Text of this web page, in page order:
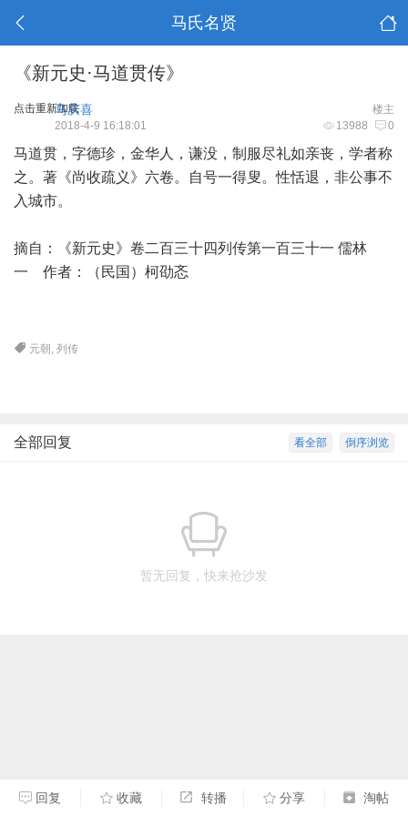
马氏名贤
《新元史·马道贯传》
点击重新加载 楼主
马庆喜
13988 0
2018-4-9 16:18:01
马道贯，字德珍，金华人，谦没，制服尽礼如亲丧，学者称
之。著《尚收疏义》六卷。自号一得叟。性恬退，非公事不
入城市。
摘自：《新元史》卷二百三十四列传第一百三十一 儒林
一 作者：（民国）柯劭忞
元朝 ,列传
倒序浏览
看全部
全部回复
暂无回复，快来抢沙发
回复 收藏 转播 分享 淘帖